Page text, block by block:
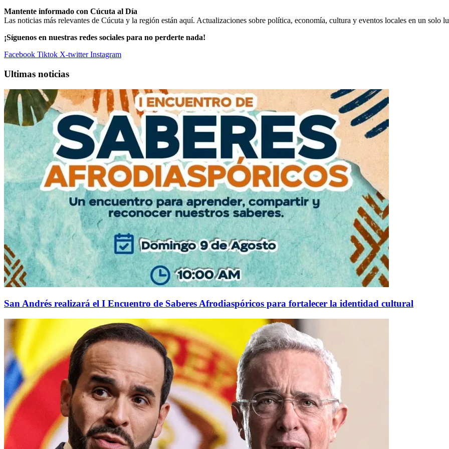
Mantente informado con Cúcuta al Día
Las noticias más relevantes de Cúcuta y la región están aquí. Actualizaciones sobre política, economía, cultura y eventos locales en un solo
¡Síguenos en nuestras redes sociales para no perderte nada!
Facebook Tiktok X-twitter Instagram
Ultimas noticias
San Andrés realizará el I Encuentro de Saberes Afrodiaspóricos para fortalecer la identidad cultural